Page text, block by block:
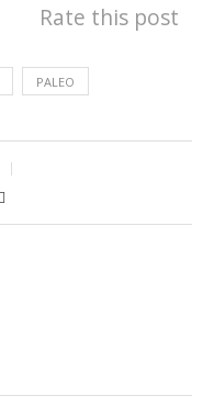
Rate this post
PALEO